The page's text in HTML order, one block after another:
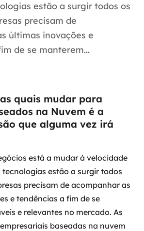
em decisão
aplicações
e mobile
estão a surgir todos os
precisam de
últimas inovações e
de se manterem...
quais mudar para
na Nuvem é a
que alguma vez irá
está a mudar à velocidade
tecnologias estão a surgir todos
precisam de acompanhar as
e tendências a fim de se
e relevantes no mercado. As
baseadas na nuvem